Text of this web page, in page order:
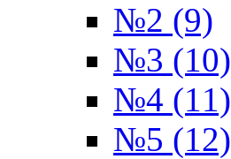
№2 (9)
№3 (10)
№4 (11)
№5 (12)